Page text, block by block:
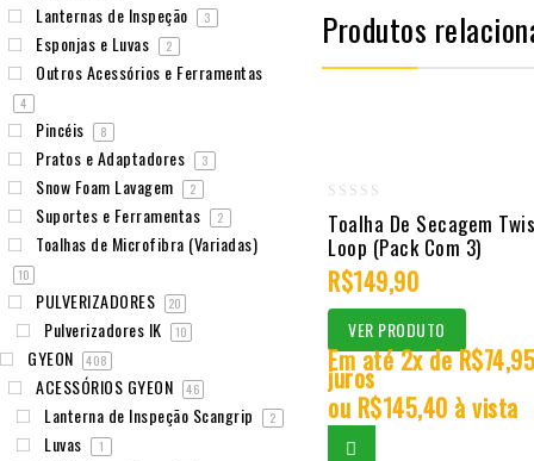
Produtos
0
out
of
Toalha De Secagem
Loop (Pack Com 3)
R$149,90
VER PRODUTO
Em até 2x deR$74,95
juros
ou R$145,40 à vista
Lanternas de Inspeção 3
Esponjas e Luvas 2
Outros Acessórios e Ferramentas
4
Pincéis 8
Pratos e Adaptadores 3
Snow Foam Lavagem 2
Suportes e Ferramentas 2
Toalhas de Microfibra (Variadas)
10
PULVERIZADORES 20
Pulverizadores IK 10
GYEON 408
ACESSÓRIOS GYEON 46
Lanterna de Inspeção Scangrip 2
Luvas 1